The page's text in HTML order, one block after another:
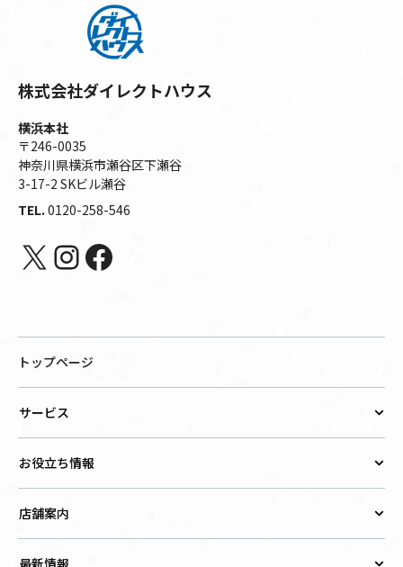
株式会社ダイレクトハウス
横浜本社
〒246-0035
神奈川県横浜市瀬谷区下瀬谷
3-17-2 SKビル瀬谷
TEL. 0120-258-546
X Instagram
Facebook
トップページ
サービス
お役立ち情報
店舗案内